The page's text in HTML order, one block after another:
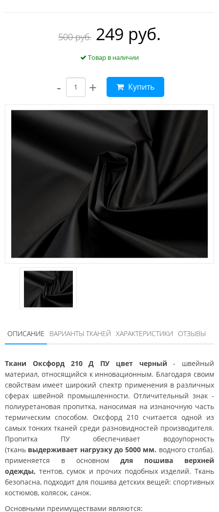
500 руб. 249 руб.
Товар в наличии
- + Купить
ОПИСАНИЕ ВАРИАНТЫ ТКАНЕЙ ХАРАКТЕРИСТИКИ ОТЗЫВЫ
Ткани Оксфорд 210 Д ПУ цвет черный - швейный
материал, относящийся к инновационным. Благодаря своим
свойствам имеет широкий спектр применения в различных
сферах швейной промышленности. Отличительный знак -
полиуретановая пропитка, наносимая на изнаночную часть
термическим способом. Оксфорд 210 считается одной из
самых тонких тканей среди разновидностей производителя.
Пропитка ПУ обеспечивает водоупорность
(ткань выдерживает нагрузку до 5000 мм. водного столба).
применяется в основном для пошива верхней
одежды, тентов, сумок и прочих подобных изделий. Ткань
безопасна, подходит для пошива детских вещей: спортивных
костюмов, колясок, санок.
Основными преимуществами являются: